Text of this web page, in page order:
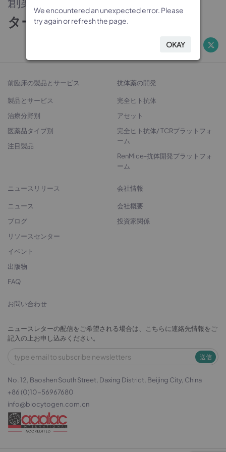
ターゲットから治療法開発へ
前臨床の製品とサービス
製品とサービス
治療分野別
医薬品タイプ別
注目製品
抗体薬の開発
完全ヒト抗体
アセット
完全ヒト抗体/ TCRプラットフォ
ーム
RenMice-抗体開発プラットフォ
ーム
ニュースリリース
ニュース
ブログ
リソースセンター
イベント
出版物
FAQ
会社情報
会社概要
投資家関係
お問い合わせ
ニュースレターの配信をご希望される場合は、こちらに連絡先情報をご
記入の上お申し込みください。
送信
No. 12, Baoshen South Street, Daxing District, Beijing City, China
+86 (0)10-56967680
info@biocytogen.com.cn
We encountered an unexpected error. Please
try again or refresh the page.
OKAY
We encountered an unexpected error. Please
try again or refresh the page.
OKAY
We encountered an unexpected error. Please
try again or refresh the page.
OKAY
We encountered an unexpected error. Please
try again or refresh the page.
OKAY